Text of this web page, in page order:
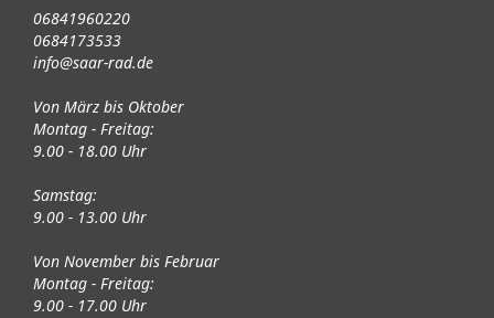
06841960220
0684173533
info@saar-rad.de
Von März bis Oktober
Montag - Freitag:
9.00 - 18.00 Uhr
Samstag:
9.00 - 13.00 Uhr
Von November bis Februar
Montag - Freitag:
9.00 - 17.00 Uhr